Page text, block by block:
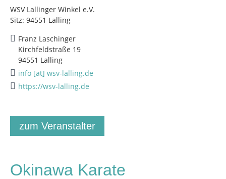
WSV Lallinger Winkel e.V.
Sitz: 94551 Lalling
Franz Laschinger
Kirchfeldstraße 19
94551 Lalling
info [at] wsv-lalling.de
https://wsv-lalling.de
zum Veranstalter
Okinawa Karate